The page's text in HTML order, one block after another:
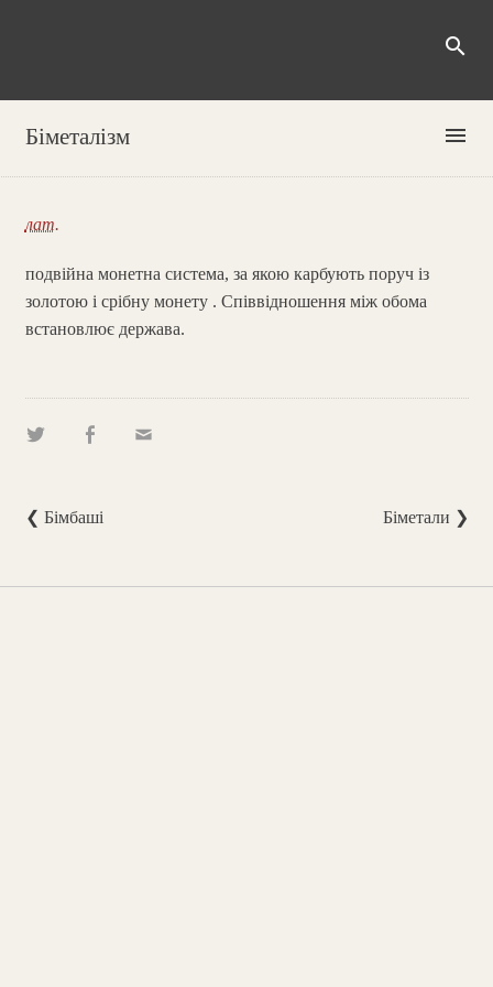
search
Біметалізм menu
лат.
подвійна монетна система, за якою карбують поруч із
золотою і срібну монету . Співвідношення між обома
встановлює держава.
❮ Бімбаші Біметали ❯